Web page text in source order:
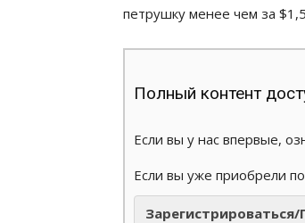
петрушку менее чем за $1,5
Полный контент
Если вы у нас впервые,
Если вы уже приобрели